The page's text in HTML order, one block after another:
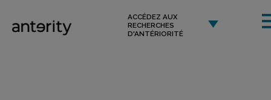
ACCÉDEZ AUX
RECHERCHES
D'ANTÉRIORITÉ